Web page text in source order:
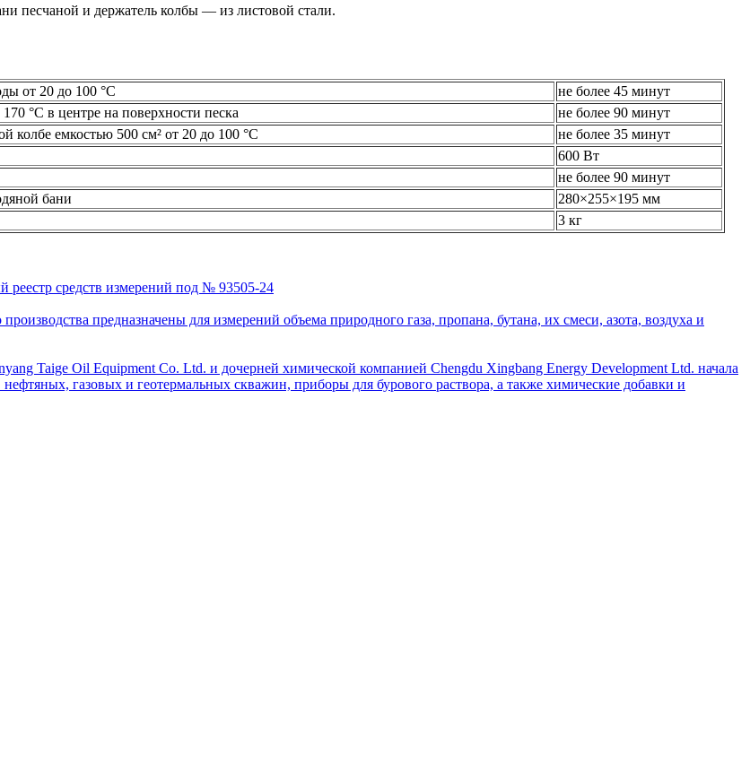
песчаной и держатель колбы — из листовой стали.
от 20 до 100 °С
не более 45 минут
°С в центре на поверхности песка
не более 90 минут
колбе емкостью 500 см² от 20 до 100 °С
не более 35 минут
600 Вт
не более 90 минут
бани
280×255×195 мм
3 кг
реестр средств измерений под № 93505-24
предназначены для измерений объема природного газа, пропана, бутана, их смеси, азота, воздуха и
Taige Oil Equipment Co. Ltd. и дочерней химической компанией Chengdu Xingbang Energy Development Ltd. начала
газовых и геотермальных скважин, приборы для бурового раствора, а также химические добавки и